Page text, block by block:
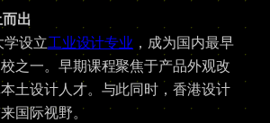
出
学设立工业设计专业 ，成为国内最早
之一。早期课程聚焦于产品外观改
土设计人才。与此同时，香港设计
国际视野。